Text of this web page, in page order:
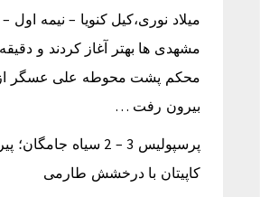
میلاد نوری،کیل کنویا – نیمه اول
محکم پشت محوطه علی عسگر از
بیرون رفت …
پرسپولیس 3 – 2 سیاه
کاپیتان با درخشش طارمی